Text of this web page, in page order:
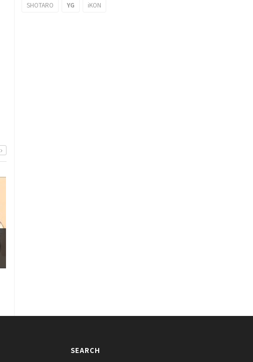
SHOTARO YG iKON
SEARCH